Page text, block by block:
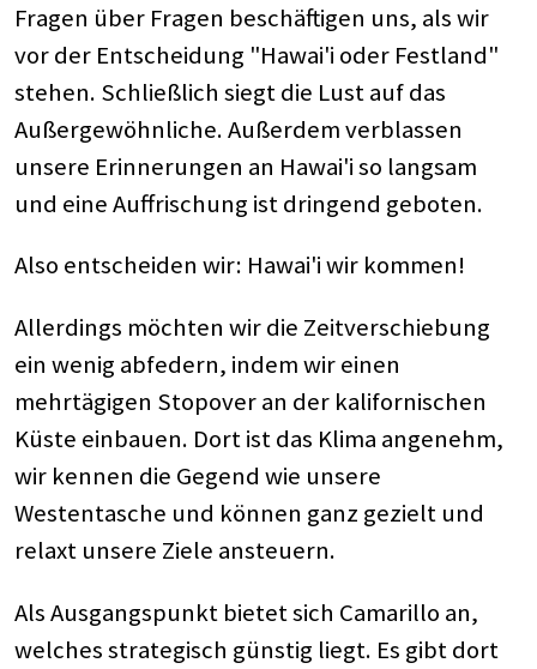
Fragen über Fragen beschäftigen uns, als wir
vor der Entscheidung "Hawai'i oder Festland"
stehen. Schließlich siegt die Lust auf das
Außergewöhnliche. Außerdem verblassen
unsere Erinnerungen an Hawai'i so langsam
und eine Auffrischung ist dringend geboten.
Also entscheiden wir: Hawai'i wir kommen!
Allerdings möchten wir die Zeitverschiebung
ein wenig abfedern, indem wir einen
mehrtägigen Stopover an der kalifornischen
Küste einbauen. Dort ist das Klima angenehm,
wir kennen die Gegend wie unsere
Westentasche und können ganz gezielt und
relaxt unsere Ziele ansteuern.
Als Ausgangspunkt bietet sich Camarillo an,
welches strategisch günstig liegt. Es gibt dort